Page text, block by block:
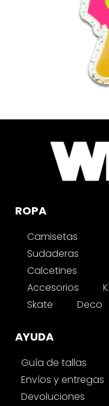
ROPA
Camisetas
Sudaderas
Calcetines
Accesorios
Skate
Deco
AYUDA
Guía de tallas
Envíos y entregas
Devoluciones